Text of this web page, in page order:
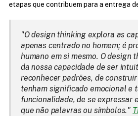
etapas que contribuem para a entrega
"O design thinking explora as
apenas centrado no homem; é
humano em si mesmo. O design
da nossa capacidade de ser
reconhecer padrões, de
tenham significado emocional e
funcionalidade, de se expressar
que não palavras ou símbolos."